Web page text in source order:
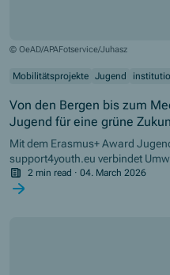
© OeAD/APAFotservice/Juhasz
Mobilitätsprojekte Jugend
Von den Bergen bis zum
Jugend für eine grüne
Mit dem Erasmus+ Award
support4youth.eu verbindet
2 min read · 04. March 2026